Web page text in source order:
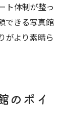
ト体制が整っ
できる写真館
がより素晴ら
のポイ